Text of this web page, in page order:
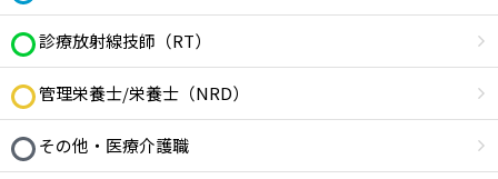
診療放射線技師（RT）
管理栄養士/栄養士（NRD）
その他・医療介護職